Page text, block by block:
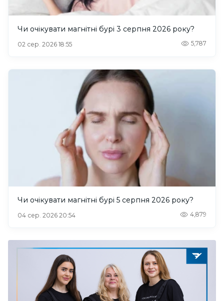
Чи очікувати магнітні бурі 3 серпня 2026 року?
02 сер. 2026 18:55 5,787
Чи очікувати магнітні бурі 5 серпня 2026 року?
04 сер. 2026 20:54 4,879